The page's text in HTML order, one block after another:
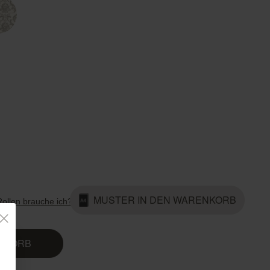
brauche ich? MUSTER IN DEN WARENKORB